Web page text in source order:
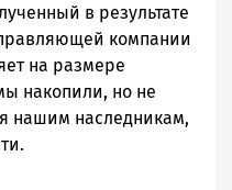
в результате
компании
на размере
накопили, но не
нашим наследникам,